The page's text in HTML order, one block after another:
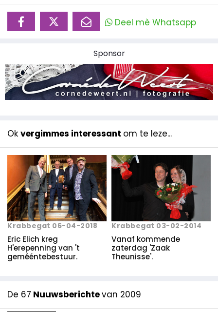
Deel mè Whatsapp
Sponsor
Ok vergimmes interessant om te leze...
Krabbegat 06-04-2018
Eric Elich kreg
H'erepenning van 't
gemééntebestuur.
Krabbegat 03-02-2014
Vanaf kommende
zaterdag 'Zaak
Theunisse'.
De 67 Nuuwsberichtevan 2009